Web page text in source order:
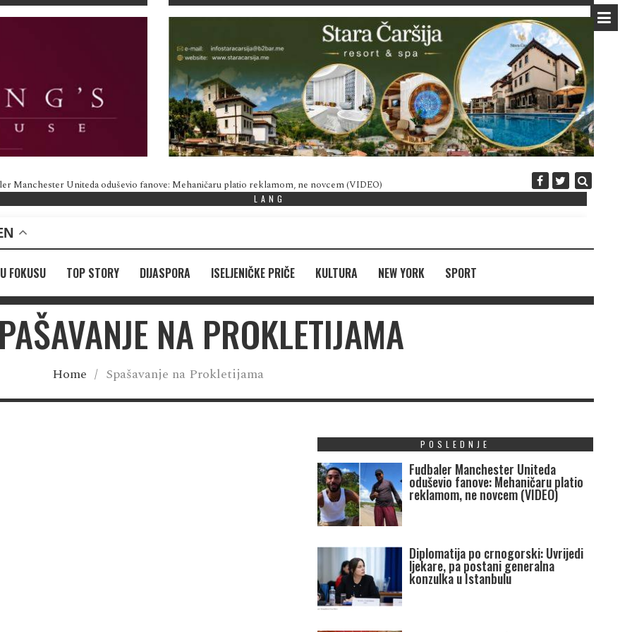
Manchester Uniteda oduševio fanove: Mehaničaru platio reklamom, ne novcem (VIDEO) Diplomatija po
LANG
U FOKUSU TOP STORY DIJASPORA ISELJENIČKE PRIČE KULTURA NEW YORK SPORT
NA PROKLETIJAMA
Home / Spašavanje na Prokletijama
POSLEDNJE
Fudbaler Manchester Uniteda
oduševio fanove: Mehaničaru platio
reklamom, ne novcem (VIDEO)
Diplomatija po crnogorski: Uvrijedi
ljekare, pa postani generalna
konzulka u Istanbulu